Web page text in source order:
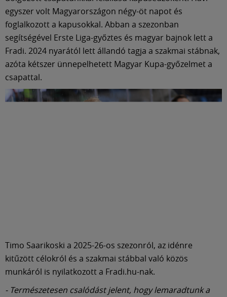
egyszer volt Magyarországon négy-öt napot és
foglalkozott a kapusokkal. Abban a szezonban
segítségével Erste Liga-győztes és magyar bajnok lett a
Fradi. 2024 nyarától lett állandó tagja a szakmai stábnak,
azóta kétszer ünnepelhetett Magyar Kupa-győzelmet a
csapattal.
Timo Saarikoski a 2025-26-os szezonról, az idénre
kitűzött célokról és a szakmai stábbal való közös
munkáról is nyilatkozott a Fradi.hu-nak.
- Természetesen csalódást jelent, hogy lemaradtunk a